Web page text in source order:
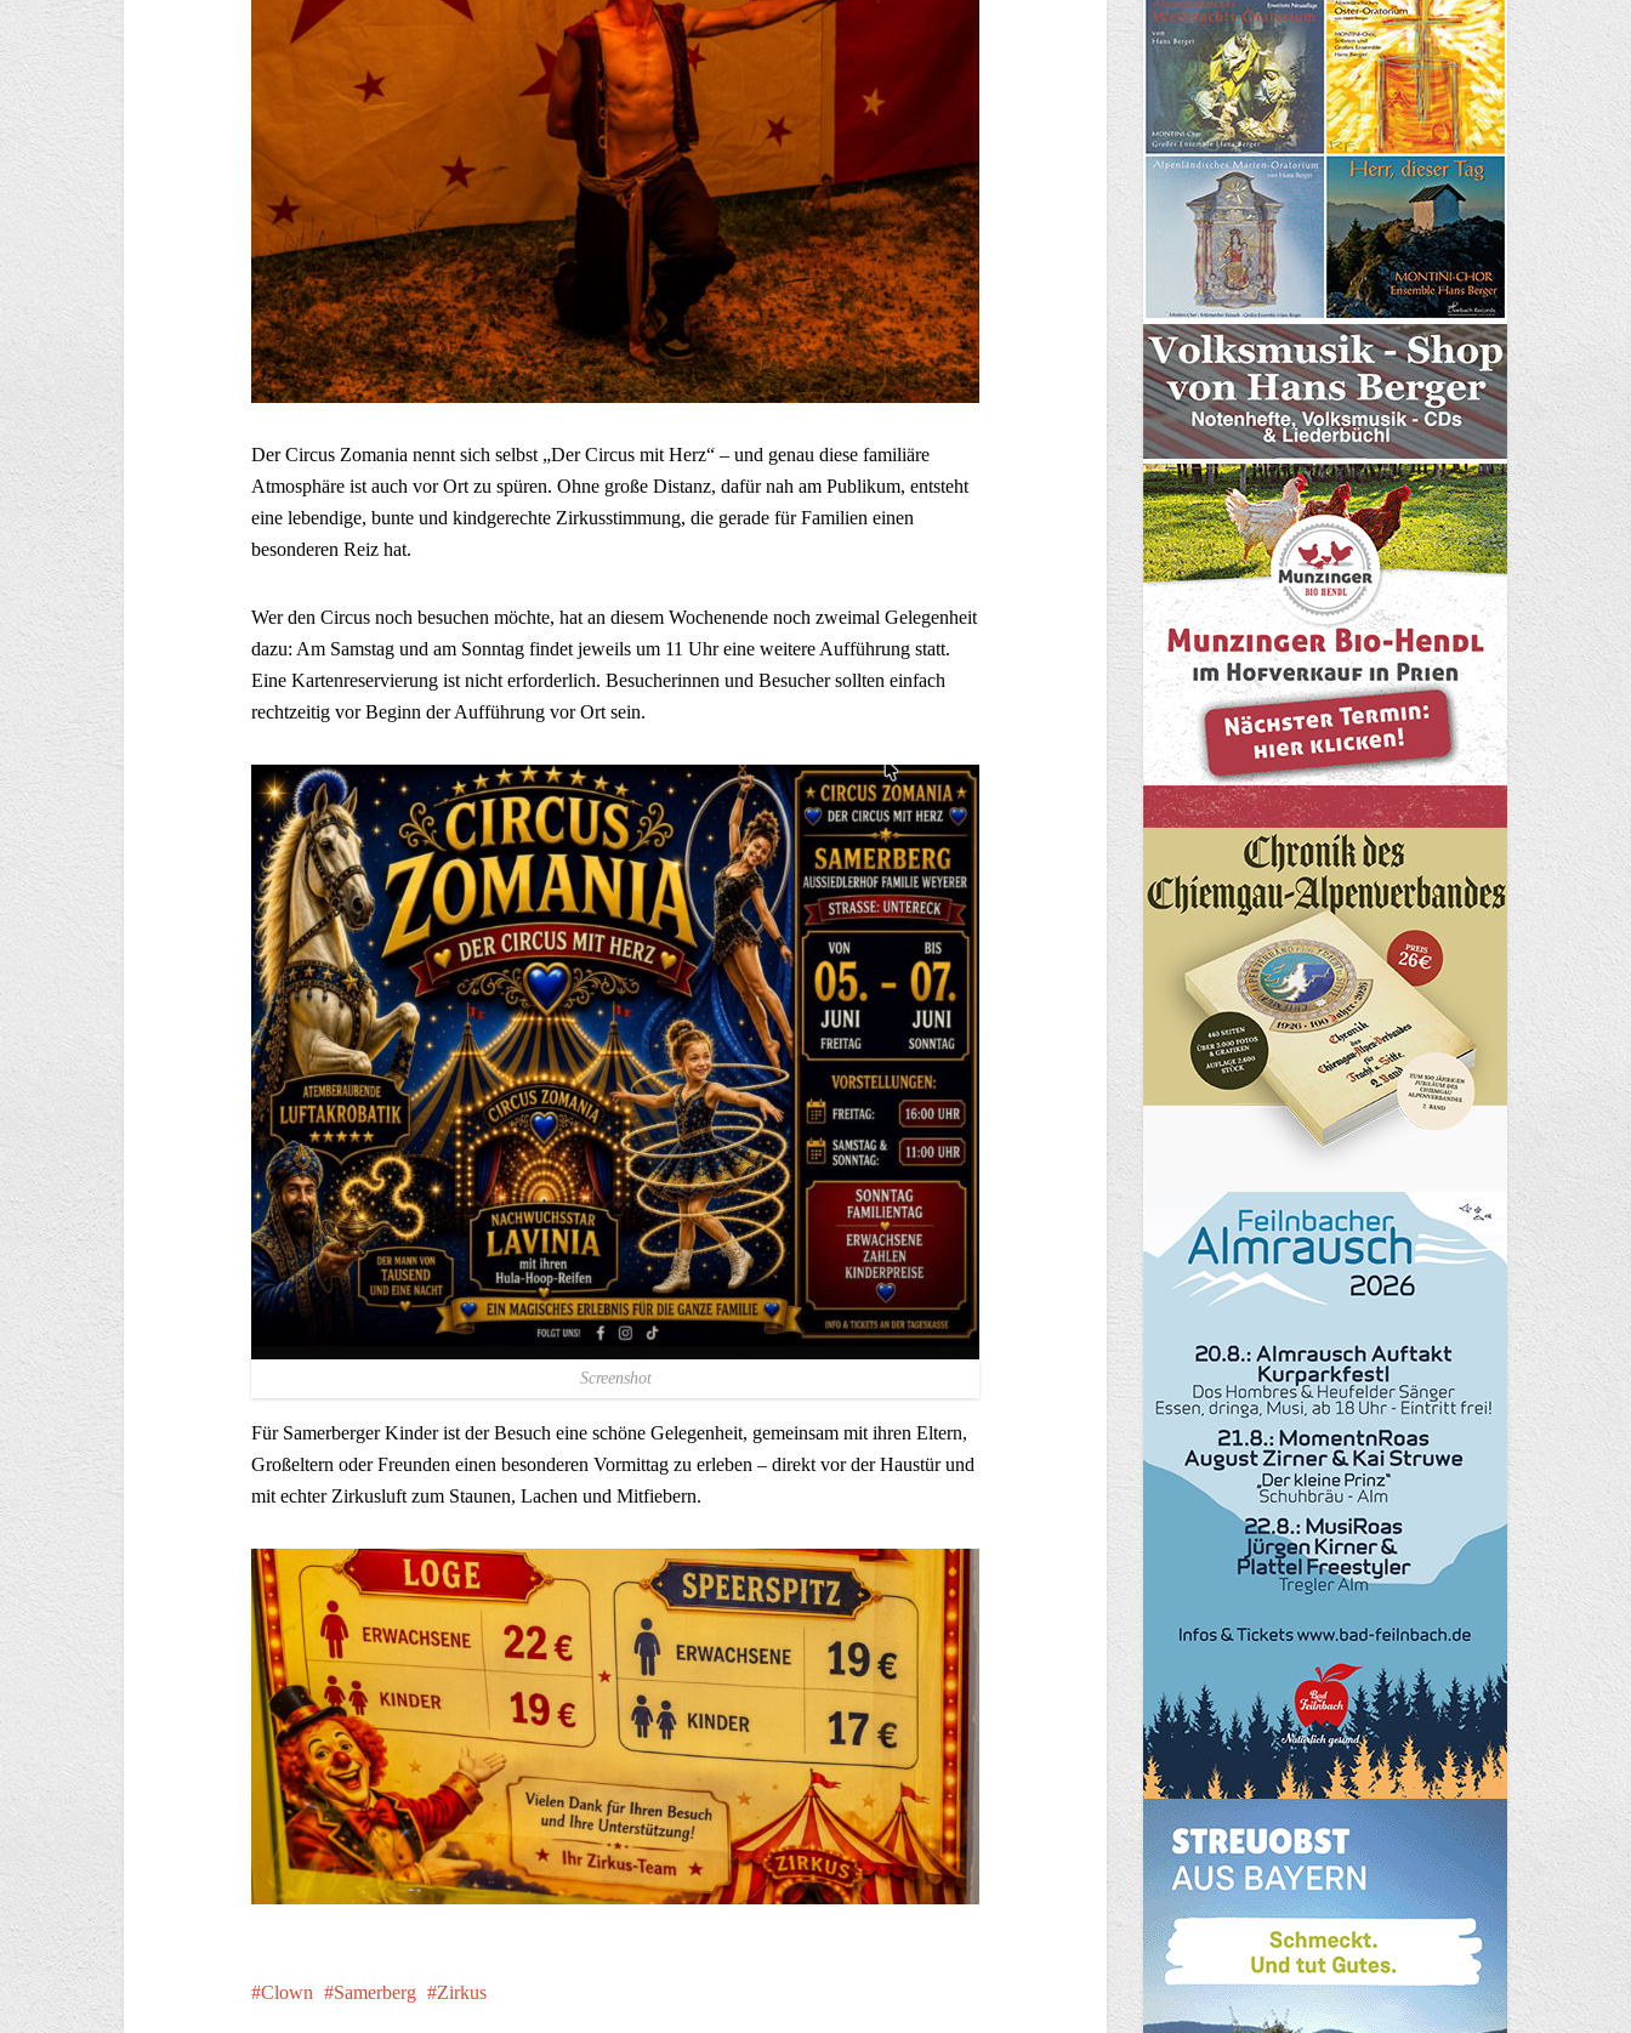
Der Circus Zomania nennt sich selbst „Der Circus mit Herz“ – und genau diese familiäre
Atmosphäre ist auch vor Ort zu spüren. Ohne große Distanz, dafür nah am Publikum, entsteht
eine lebendige, bunte und kindgerechte Zirkusstimmung, die gerade für Familien einen
besonderen Reiz hat.
Wer den Circus noch besuchen möchte, hat an diesem Wochenende noch zweimal Gelegenheit
dazu: Am Samstag und am Sonntag findet jeweils um 11 Uhr eine weitere Aufführung statt.
Eine Kartenreservierung ist nicht erforderlich. Besucherinnen und Besucher sollten einfach
rechtzeitig vor Beginn der Aufführung vor Ort sein.
Screenshot
Für Samerberger Kinder ist der Besuch eine schöne Gelegenheit, gemeinsam mit ihren Eltern,
Großeltern oder Freunden einen besonderen Vormittag zu erleben – direkt vor der Haustür und
mit echter Zirkusluft zum Staunen, Lachen und Mitfiebern.
Clown Samerberg Zirkus